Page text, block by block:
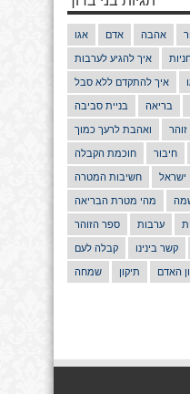
אגו אדם אהבה
איך להגיע לערבות
איך להתקדם ללא סבל
בניית סביבה בריאה
ואהבת לרעך כמוך זוהר
חוכמת הקבלה חיבור
חשיבות המטרה ישראל
מהי מטרת הבריאה
ספר הזוהר ערבות
קבלה לעם קשר בינינו
שמחה תיקון האדם